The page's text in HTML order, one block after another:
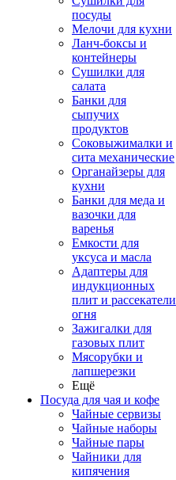
посуды
Мелочи для кухни
Ланч-боксы и
контейнеры
Сушилки для
салата
Банки для
сыпучих
продуктов
Соковыжималки и
сита механические
Органайзеры для
кухни
Банки для меда и
вазочки для
варенья
Емкости для
уксуса и масла
Адаптеры для
индукционных
плит и рассекатели
огня
Зажигалки для
газовых плит
Мясорубки и
лапшерезки
Ещё
Посуда для чая и кофе
Чайные сервизы
Чайные наборы
Чайные пары
Чайники для
кипячения